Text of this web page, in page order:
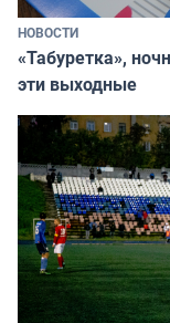
НОВОСТИ
«Табуретка»,
эти выходные